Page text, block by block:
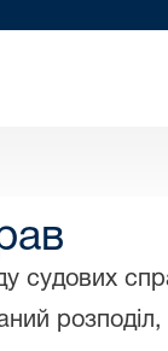
судових